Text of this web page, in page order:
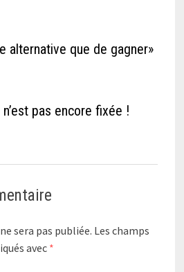
alternative que de gagner»
pas encore fixée !
sera pas publiée. Les champs
avec *